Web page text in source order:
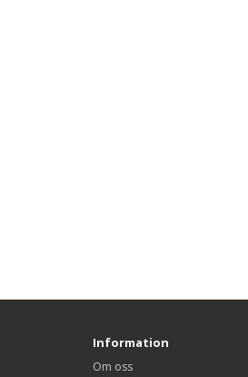
Information
Om oss